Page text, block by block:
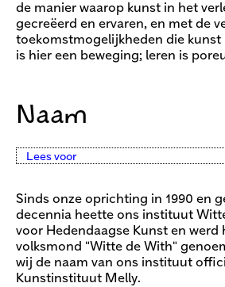
de manier waarop kunst in het
gecreëerd en ervaren, en met de
toekomstmogelijkheden die kunst
is hier een beweging; leren is
Naam
Lees voor
Sinds onze oprichting in 1990 en
decennia heette ons instituut
voor Hedendaagse Kunst en werd
volksmond "Witte de With"
wij de naam van ons instituut
Kunstinstituut Melly.